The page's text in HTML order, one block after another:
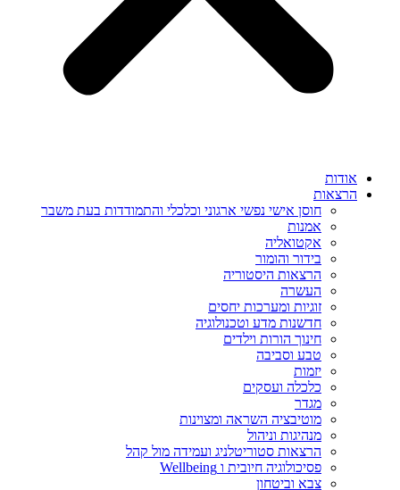
אודות
הרצאות
חוסן אישי נפשי ארגוני וכלכלי והתמודדות בעת משבר
אמנות
אקטואליה
בידור והומור
הרצאות היסטוריה
העשרה
זוגיות ומערכות יחסים
חדשנות מדע וטכנולוגיה
חינוך הורות וילדים
טבע וסביבה
יזמות
כלכלה ועסקים
מגדר
מוטיבציה השראה ומצוינות
מנהיגות וניהול
הרצאות סטוריטלניג ועמידה מול קהל
פסיכולוגיה חיובית ו Wellbeing
צבא וביטחון